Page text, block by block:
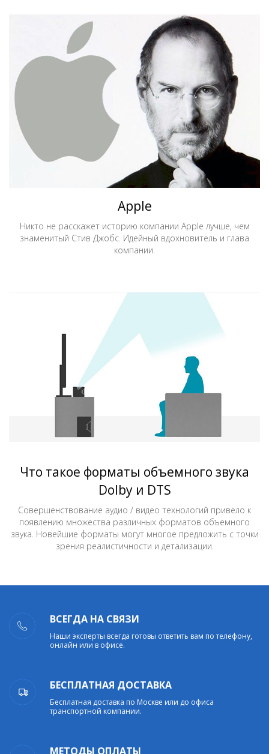
Apple
Никто не расскажет историю компании Apple лучше, чем
знаменитый Стив Джобс. Идейный вдохновитель и глава
компании.
Что такое форматы объемного звука
Dolby и DTS
Совершенствование аудио / видео технологий привело к
появлению множества различных форматов объемного
звука. Новейшие форматы могут многое предложить с точки
зрения реалистичности и детализации.
ВСЕГДА НА СВЯЗИ
Наши эксперты всегда готовы ответить вам по телефону,
онлайн или в офисе.
БЕСПЛАТНАЯ ДОСТАВКА
Бесплатная доставка по Москве или до офиса
транспортной компании.
МЕТОДЫ ОПЛАТЫ